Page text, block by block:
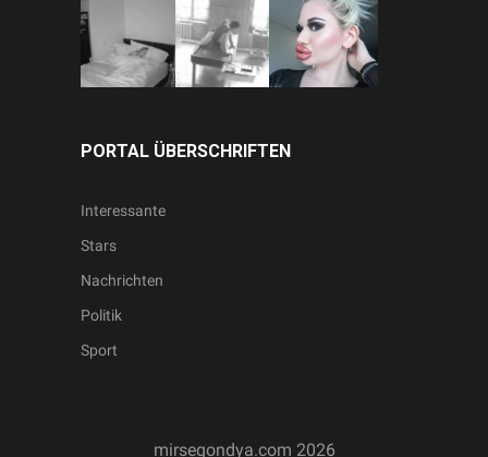
PORTAL ÜBERSCHRIFTEN
Interessante
Stars
Nachrichten
Politik
Sport
mirsegondya.com 2026